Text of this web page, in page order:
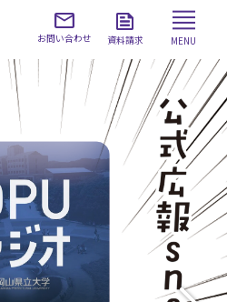
お問い合わせ 資料請求 MENU